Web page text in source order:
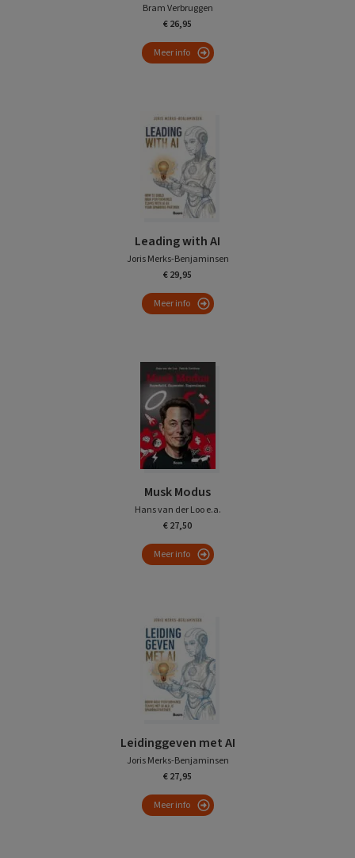
Bram Verbruggen
€ 26,95
Meer info
Leading with AI
Joris Merks-Benjaminsen
€ 29,95
Meer info
Musk Modus
Hans van der Loo e.a.
€ 27,50
Meer info
Leidinggeven met AI
Joris Merks-Benjaminsen
€ 27,95
Meer info